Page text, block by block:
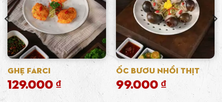
Ghẹ Farci
129.000₫
Ốc Bươu Nhồi Thịt
99.000₫